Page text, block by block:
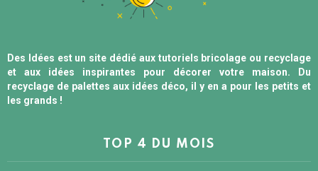
Des Idées est un site dédié aux tutoriels bricolage ou recyclage
et aux idées inspirantes pour décorer votre maison. Du
recyclage de palettes aux idées déco, il y en a pour les petits et
les grands !
TOP 4 DU MOIS